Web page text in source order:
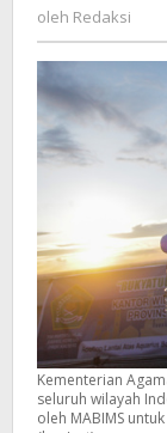
oleh Redaksi
Kementerian
seluruh wilayah
oleh MABIMS